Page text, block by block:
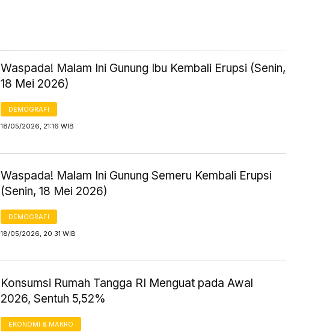
Waspada! Malam Ini Gunung Ibu Kembali Erupsi (Senin,
18 Mei 2026)
DEMOGRAFI
18/05/2026, 21:16 WIB
Waspada! Malam Ini Gunung Semeru Kembali Erupsi
(Senin, 18 Mei 2026)
DEMOGRAFI
18/05/2026, 20:31 WIB
Konsumsi Rumah Tangga RI Menguat pada Awal
2026, Sentuh 5,52%
EKONOMI & MAKRO